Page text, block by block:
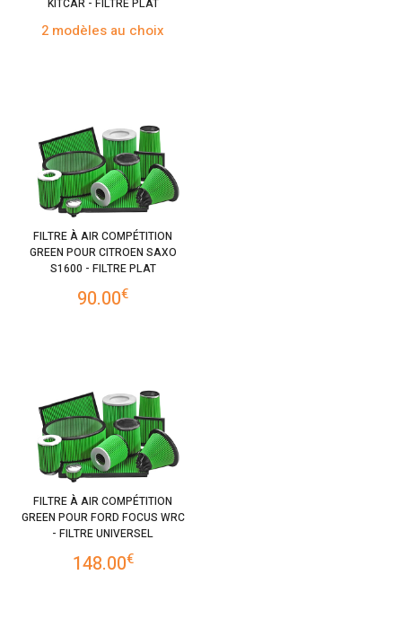
KITCAR - FILTRE PLAT
2 modèles au choix
FILTRE À AIR COMPÉTITION
GREEN POUR CITROEN SAXO
S1600 - FILTRE PLAT
90.00€
FILTRE À AIR COMPÉTITION
GREEN POUR FORD FOCUS WRC
- FILTRE UNIVERSEL
148.00€